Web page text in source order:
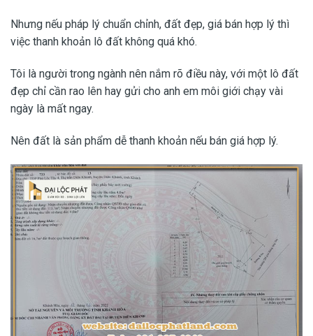
Nhưng nếu pháp lý chuẩn chỉnh, đất đẹp, giá bán hợp lý thì
việc thanh khoản lô đất không quá khó.
Tôi là người trong ngành nên nắm rõ điều này, với một lô đất
đẹp chỉ cần rao lên hay gửi cho anh em môi giới chạy vài
ngày là mất ngay.
Nên đất là sản phẩm dễ thanh khoản nếu bán giá hợp lý.